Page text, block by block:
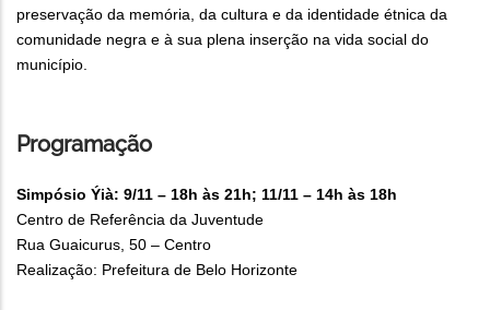
preservação da memória, da cultura e da identidade étnica da
comunidade negra e à sua plena inserção na vida social do
município.
Programação
Simpósio Ýià: 9/11 – 18h às 21h; 11/11 – 14h às 18h
Centro de Referência da Juventude
Rua Guaicurus, 50 – Centro
Realização: Prefeitura de Belo Horizonte